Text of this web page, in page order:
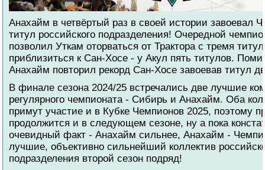
Анахайм в четвёртый раз в своей истории завоевал
титул российского подразделения! Очередной
позволил Уткам оторваться от Трактора с тремя
приблизиться к Сан-Хосе - у Акул пять титулов.
Анахайм повторил рекорд Сан-Хосе завоевав титул
В финале сезона 2024/25 встречались две лучшие
регулярного чемпионата - Сибирь и Анахайм. Оба
примут участие и в Кубке Чемпионов 2025, поэтому
продолжится и в следующем сезоне, ну а пока
очевидный факт - Анахайм сильнее, Анахайм -
лучшие, объективно сильнейший коллектив
подразделения второй сезон подряд!